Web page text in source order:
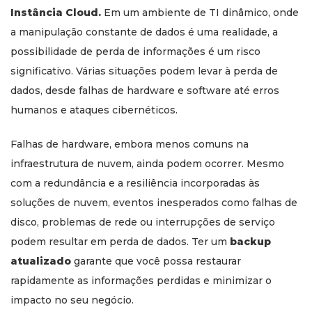
Instância Cloud. Em um ambiente de TI dinâmico, onde
a manipulação constante de dados é uma realidade, a
possibilidade de perda de informações é um risco
significativo. Várias situações podem levar à perda de
dados, desde falhas de hardware e software até erros
humanos e ataques cibernéticos.
Falhas de hardware, embora menos comuns na
infraestrutura de nuvem, ainda podem ocorrer. Mesmo
com a redundância e a resiliência incorporadas às
soluções de nuvem, eventos inesperados como falhas de
disco, problemas de rede ou interrupções de serviço
podem resultar em perda de dados. Ter um backup
atualizado garante que você possa restaurar
rapidamente as informações perdidas e minimizar o
impacto no seu negócio.